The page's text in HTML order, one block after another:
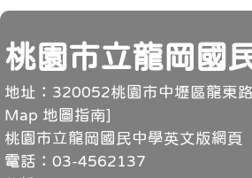
頁尾
桃園市立龍岡國
地址：320052桃園市中壢區龍東
Map 地圖指南]
桃園市立龍岡國民中學英文版網頁
電話：03-4562137